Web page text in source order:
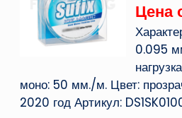
Цена
0.095
моно: 50 мм./м. Цвет:
2020 год Артикул: